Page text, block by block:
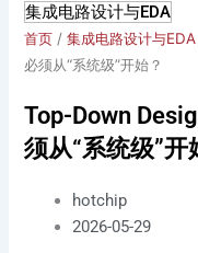
集成电路设计与EDA
首页 /集成电路设计与EDA
必须从“系统级”开始？
Top-Down
须从“系统级”开
hotchip
2026-05-29